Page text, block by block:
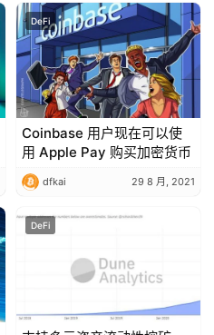
DeFi
Coinbase 用户现在可以使
用 Apple Pay 购买加密货币
dfkai 29 8 月, 2021
DeFi